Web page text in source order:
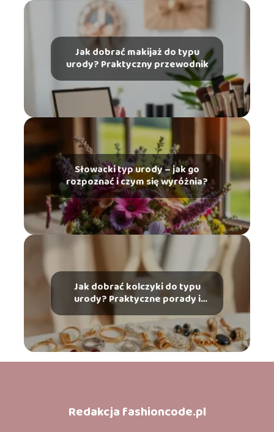
Jak dobrać makijaż do typu
urody? Praktyczny przewodnik
Słowacki typ urody – jak go
rozpoznać i czym się wyróżnia?
Jak dobrać kolczyki do typu
urody? Praktyczne porady i
wskazówki
Redakcja fashioncode.pl